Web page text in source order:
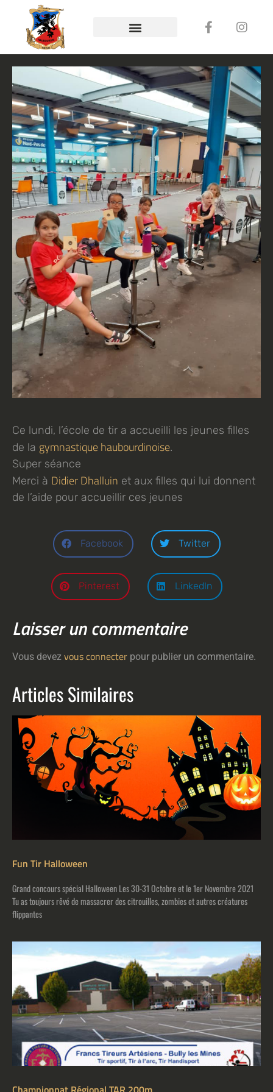
Ce lundi, l’école de tir a accueilli les jeunes filles
de la gymnastique haubourdinoise.
Super séance
Merci à Didier Dhalluin et aux filles qui lui donnent
de l’aide pour accueillir ces jeunes
Facebook Twitter
Pinterest LinkedIn
Laisser un commentaire
Vous devez vous connecter pour publier un commentaire.
Articles Similaires
Fun Tir Halloween
Grand concours spécial Halloween Les 30-31 Octobre et le 1er Novembre 2021
Tu as toujours rêvé de massacrer des citrouilles, zombies et autres créatures
flippantes